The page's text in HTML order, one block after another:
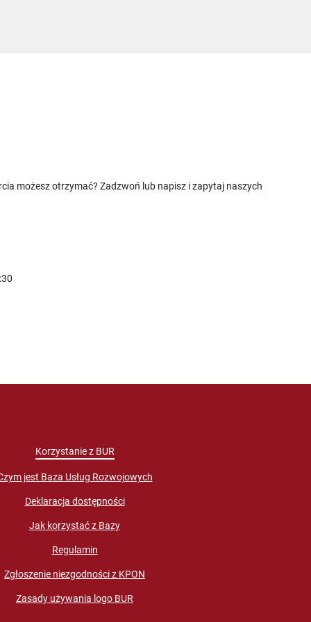
możesz otrzymać? Zadzwoń lub napisz i zapytaj naszych
Korzystanie z BUR
jest Baza Usług Rozwojowych
Deklaracja dostępności
Jak korzystać z Bazy
Regulamin
Zgłoszenie niezgodności z KPON
Zasady używania logo BUR